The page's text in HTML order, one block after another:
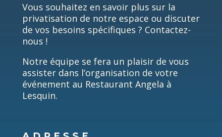
Vous souhaitez en savoir plus sur la
privatisation de notre espace ou discuter
de vos besoins spécifiques ? Contactez-
nous !
Notre équipe se fera un plaisir de vous
assister dans l’organisation de votre
événement au Restaurant Angela à
Lesquin.